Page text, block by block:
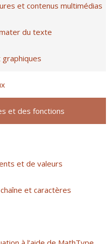
et contenus multimédias
du texte
et des fonctions
et de valeurs
et caractères